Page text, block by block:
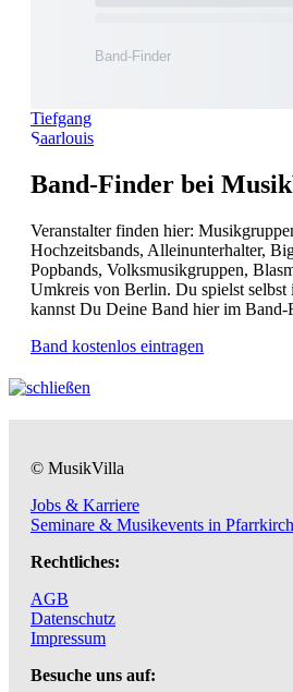
Tiefgang
Saarlouis
Band-Finder bei
Veranstalter finden hier:
Hochzeitsbands, Alleinunterhalter,
Popbands, Volksmusikgruppen,
Umkreis von Berlin. Du spielst selbst
kannst Du Deine Band hier im Band-
Band kostenlos eintragen
© MusikVilla
Jobs & Karriere
Seminare & Musikevents in
Rechtliches:
AGB
Datenschutz
Impressum
Besuche uns auf: